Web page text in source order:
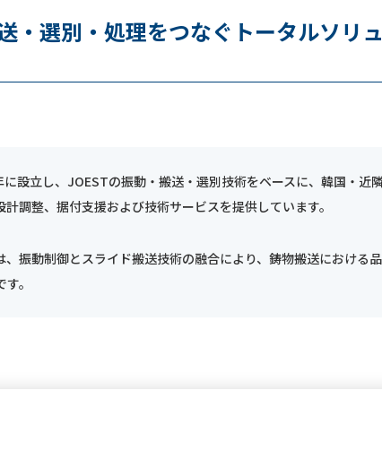
・選別・処理をつなぐトータルソリ
設立し、JOESTの振動・搬送・選別技術をベースに、韓国・近
調整、据付支援および技術サービスを提供しています。
振動制御とスライド搬送技術の融合により、鋳物搬送における
。